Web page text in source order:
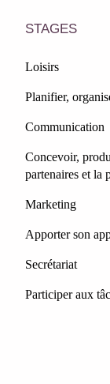
STAGES
Loisirs
Planifier,
Communication
Concevoir,
partenaires et la
Marketing
Apporter son
Secrétariat
Participer aux